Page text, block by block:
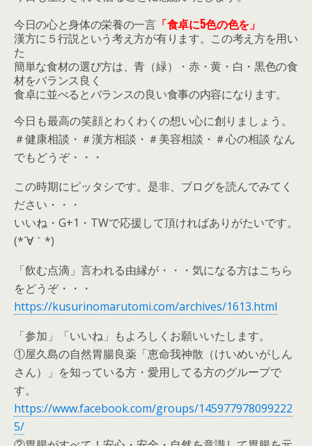
今日の心と身体の栄養の一言「食卓に5色の色を」
漢方に５行説という考え方が有ります。この考え方を用い
た
簡単な食材の選び方は、青（緑）・赤・黄・白・黒色の食
材をバランス良く
食卓に並べるとバランスの良い食事の内容になります。
今日も最高の笑顔とわくわくの想い心に創りましょう。
＃健康相談・＃漢方相談・＃美容相談・＃心の相談 なん
でもどうぞ・・・
この時期にピッタシです。是非、ブログを読んでみてく
ださい・・・
いいね・G+1・TWで応援して頂ければありがたいです。
(*´∀｀*)
「飲む点滴」言われる由縁が・・・気になる方はこちら
をどうぞ・・・
https://kusurinomarutomi.com/archives/1613.html
「参加」「いいね」もよろしくお願いいたします。
①屋久島の自然胃腸良薬「恵命我神散（けいめいがしん
さん）」を知っている方・愛用してる方のグループで
す。
https://www.facebook.com/groups/145977978099222
5/